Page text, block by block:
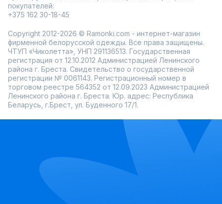
покупателей:
+375 162 30-18-45
Copyright 2012-2026 © Ramonki.com - интернет-магазин
фирменной белорусской одежды. Все права защищены.
ЧТУП «Чиколетта», УНП 291136513. Государственная
регистрация от 12.10.2012 Администрацией Ленинского
района г. Бреста. Свидетельство о государственной
регистрации № 0061143. Регистрационный номер в
торговом реестре 564352 от 12.09.2023 Администрацией
Ленинского района г. Бреста. Юр. адрес: Республика
Беларусь, г.Брест, ул. Буденного 17/1.